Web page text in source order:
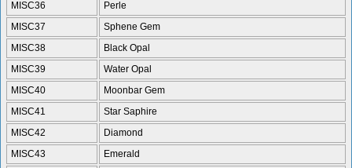
MISC36
Perle
MISC37
Sphene Gem
MISC38
Black Opal
MISC39
Water Opal
MISC40
Moonbar Gem
MISC41
Star Saphire
MISC42
Diamond
MISC43
Emerald